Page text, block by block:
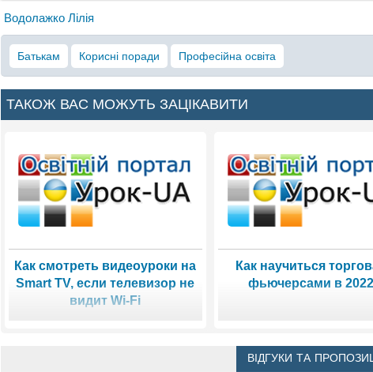
Водолажко Лілія
Батькам Корисні поради Професійна освіта
ТАКОЖ ВАС МОЖУТЬ ЗАЦІКАВИТИ
Как смотреть видеоуроки на
Smart TV, если телевизор не
видит Wi-Fi
Как научиться
фьючерсами в
ВІДГУКИ ТА